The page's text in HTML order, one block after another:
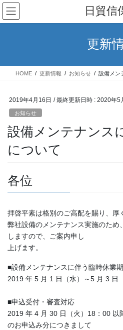
コ
ン
テ
ス
ナ
ビ
ゲ
ン
日貿信
更新
HOME 更新情報 お知らせ 設備メン
2019年4月16日 / 最終更新日時 : 2020年5
お知らせ
設備メンテナンス
について
各位
拝啓平素は格別のご高配を賜り、厚
弊社設備のメンテナンス実施のため
しますので、ご案内申し
上げます。
■設備メンテナンスに伴う臨時休業
2019 年 5 月 1 日（水）～5 月 3 日
■申込受付・審査対応
2019 年 4 月 30 日（火）18：00 以
のお申込み分につきまして